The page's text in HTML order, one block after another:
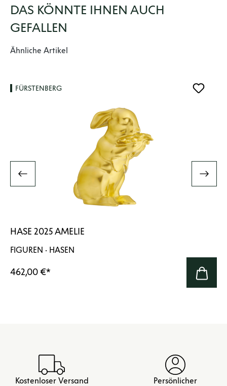
DAS KÖNNTE IHNEN AUCH
GEFALLEN
Produktgalerie überspringen
Ähnliche Artikel
FÜRSTENBERG
HASE 2025 AMELIE
FIGUREN · HASEN
462,00 €*
Kostenloser Versand
Persönlicher